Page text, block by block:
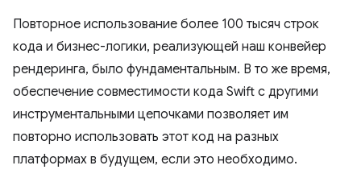
Повторное использование более 100 тысяч строк
кода и бизнес-логики, реализующей наш конвейер
рендеринга, было фундаментальным. В то же время,
обеспечение совместимости кода Swift с другими
инструментальными цепочками позволяет им
повторно использовать этот код на разных
платформах в будущем, если это необходимо.